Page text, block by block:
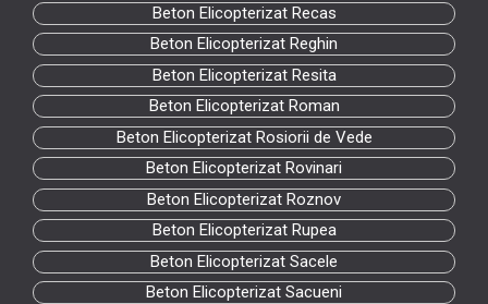
Beton Elicopterizat Recas
Beton Elicopterizat Reghin
Beton Elicopterizat Resita
Beton Elicopterizat Roman
Beton Elicopterizat Rosiorii de Vede
Beton Elicopterizat Rovinari
Beton Elicopterizat Roznov
Beton Elicopterizat Rupea
Beton Elicopterizat Sacele
Beton Elicopterizat Sacueni